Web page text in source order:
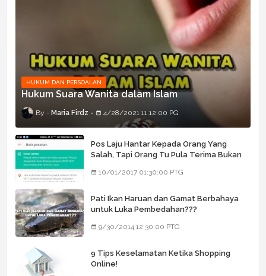
HUKUM DAN PERSOALAN
Hukum Suara Wanita dalam Islam
Maria Firdz 4/28/2021 11:12:00 PG
Pos Laju Hantar Kepada Orang Yang
Salah, Tapi Orang Tu Pula Terima Bukan
10/01/2017 01:30:00 PTG
Pati Ikan Haruan dan Gamat Berbahaya
untuk Luka Pembedahan???
9/30/2014 12:30:00 PTG
9 Tips Keselamatan Ketika Shopping
Online!